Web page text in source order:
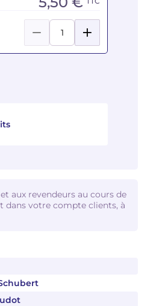
aux revendeurs au cours de
dans votre compte clients, à